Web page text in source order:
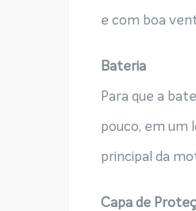
e com boa
Bateria
Para que a
pouco, em um
principal da
Capa de